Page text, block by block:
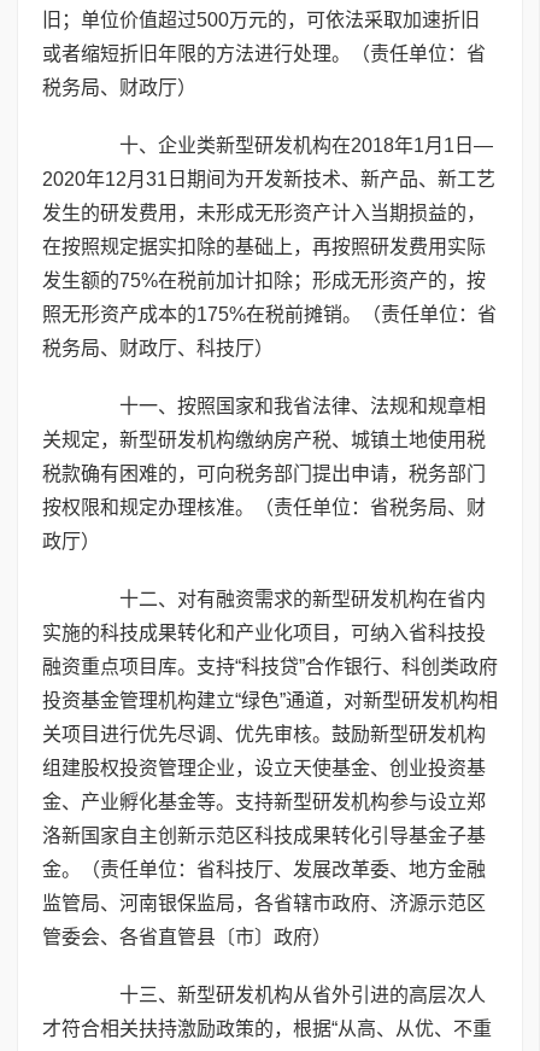
旧；单位价值超过500万元的，可依法采取加速折旧
或者缩短折旧年限的方法进行处理。（责任单位：省
税务局、财政厅）
十、企业类新型研发机构在2018年1月1日—
2020年12月31日期间为开发新技术、新产品、新工艺
发生的研发费用，未形成无形资产计入当期损益的，
在按照规定据实扣除的基础上，再按照研发费用实际
发生额的75%在税前加计扣除；形成无形资产的，按
照无形资产成本的175%在税前摊销。（责任单位：省
税务局、财政厅、科技厅）
十一、按照国家和我省法律、法规和规章相
关规定，新型研发机构缴纳房产税、城镇土地使用税
税款确有困难的，可向税务部门提出申请，税务部门
按权限和规定办理核准。（责任单位：省税务局、财
政厅）
十二、对有融资需求的新型研发机构在省内
实施的科技成果转化和产业化项目，可纳入省科技投
融资重点项目库。支持“科技贷”合作银行、科创类政府
投资基金管理机构建立“绿色”通道，对新型研发机构相
关项目进行优先尽调、优先审核。鼓励新型研发机构
组建股权投资管理企业，设立天使基金、创业投资基
金、产业孵化基金等。支持新型研发机构参与设立郑
洛新国家自主创新示范区科技成果转化引导基金子基
金。（责任单位：省科技厅、发展改革委、地方金融
监管局、河南银保监局，各省辖市政府、济源示范区
管委会、各省直管县〔市〕政府）
十三、新型研发机构从省外引进的高层次人
才符合相关扶持激励政策的，根据“从高、从优、不重